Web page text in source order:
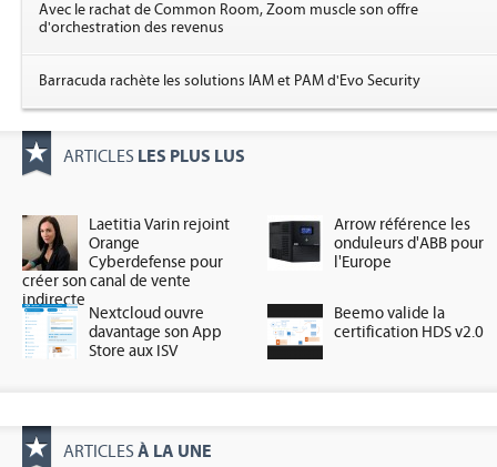
Avec le rachat de Common Room, Zoom muscle son offre
d'orchestration des revenus
Barracuda rachète les solutions IAM et PAM d'Evo Security
ARTICLES LES PLUS LUS
Laetitia Varin rejoint
Orange
Cyberdefense pour
créer son canal de vente
indirecte
Arrow référence les
onduleurs d'ABB pour
l'Europe
Nextcloud ouvre
davantage son App
Store aux ISV
Beemo valide la
certification HDS v2.0
ARTICLES À LA UNE